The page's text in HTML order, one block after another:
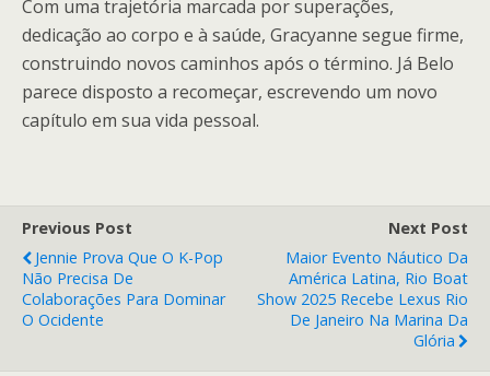
Com uma trajetória marcada por superações,
dedicação ao corpo e à saúde, Gracyanne segue firme,
construindo novos caminhos após o término. Já Belo
parece disposto a recomeçar, escrevendo um novo
capítulo em sua vida pessoal.
Previous Post
Jennie Prova Que O K-Pop
Não Precisa De
Colaborações Para Dominar
O Ocidente
Next Post
Maior Evento Náutico Da
América Latina, Rio Boat
Show 2025 Recebe Lexus Rio
De Janeiro Na Marina Da
Glória